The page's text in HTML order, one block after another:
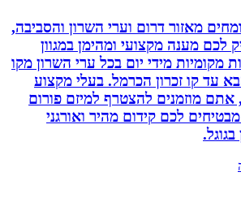
מאזור דרום וערי השרון והסביבה,
מענה מקצועי ומהימן במגוון
מידי יום בכל ערי השרון מקו
קו זכרון הכרמל. בעלי מקצוע
מוזמנים להצטרף למיזם פורום
לכם קידום מהיר ואורגני